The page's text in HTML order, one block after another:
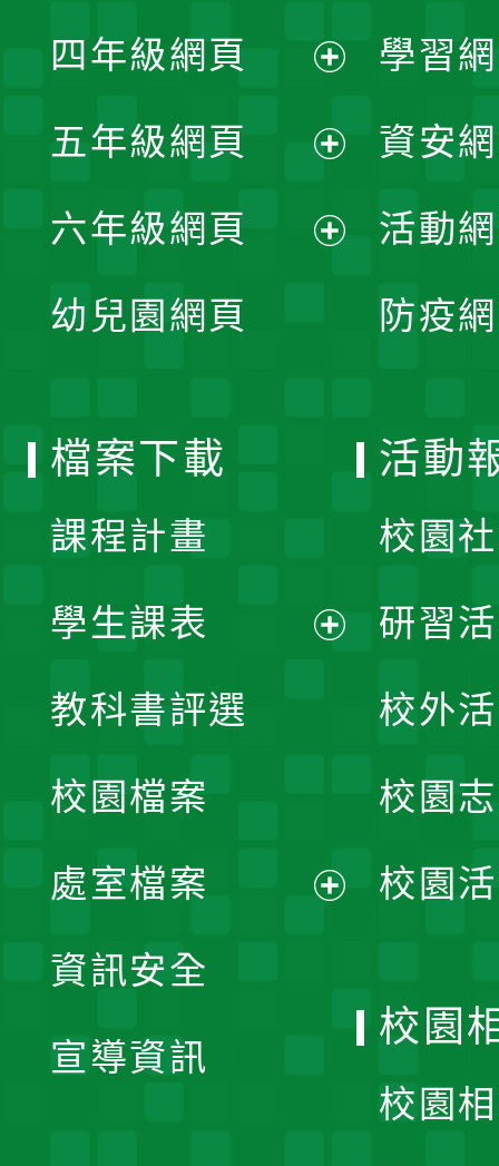
單
選
單
開
選
單
四年級網頁
開
選
五年級網頁
開
六年級網頁
幼兒園網頁
學習
資安
活動
防疫
檔案下載
課程計畫
學生課表
單
教科書評選
校園檔案
處室檔案
資訊安全
宣導資訊
活動
校園
研習
校外
校園
校園
校園
校園